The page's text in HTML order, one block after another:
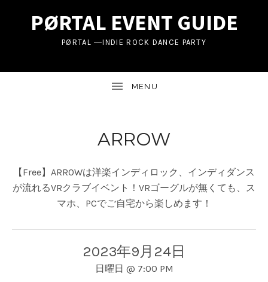
PØRTAL EVENT GUIDE
PØRTAL ―INDIE ROCK DANCE PARTY
ARROW
【Free】ARROWは洋楽インディロック、インディダンス
が流れるVRクラブイベント！VRゴーグルが無くても、ス
マホ、PCでご自宅から楽しめます！
2023年9月24日
日曜日 @ 7:00 PM